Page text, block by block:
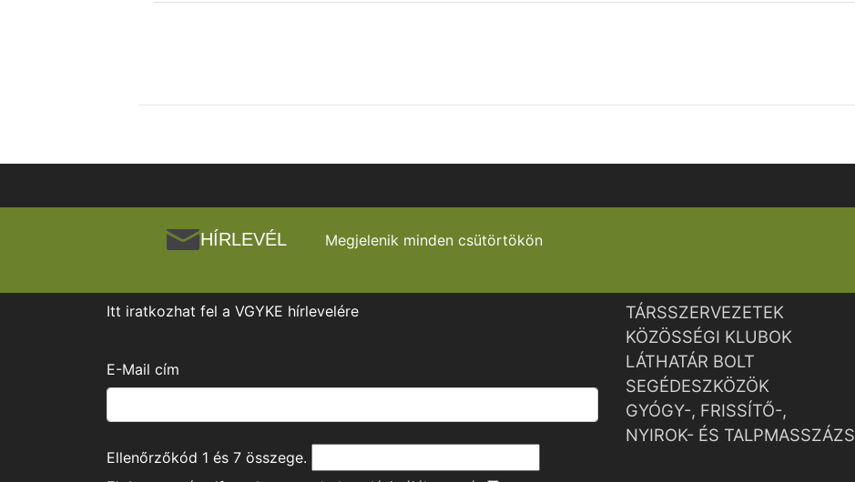
HÍRLEVÉL Megjelenik minden csütörtökön
Itt iratkozhat fel a VGYKE hírlevelére
E-Mail cím
Ellenőrzőkód 1 és 7 összege.
TÁRSSZERVEZETEK
KÖZÖSSÉGI KLUBOK
LÁTHATÁR BOLT
SEGÉDESZKÖZÖK
GYÓGY-, FRISSÍTŐ-,
NYIROK- ÉS TALPMASSZÁZS